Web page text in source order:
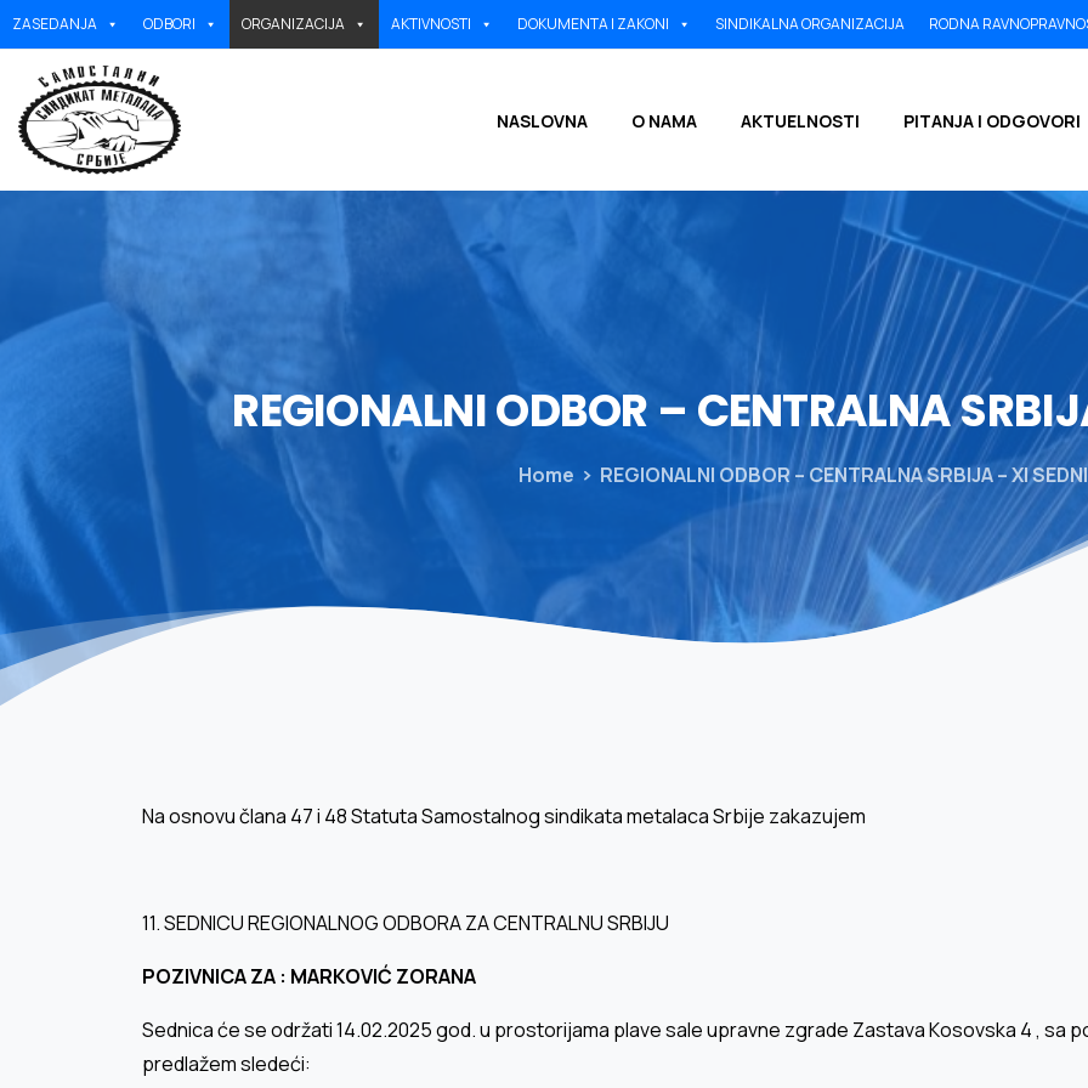
ZASEDANJA ODBORI ORGANIZACIJA AKTIVNOSTI DOKUMENTA I ZAKONI SINDIKALNA ORGANIZACIJA RODNA
NASLOVNA O NAMA AKTUELNOSTI PITANJA I ODGOVORI
REGIONALNIODBOR – CENTRALNA
Home REGIONALNI ODBOR – CENTRALNA SRBIJA – XI
Na osnovu člana 47 i 48 Statuta Samostalnog sindikata metalaca Srbije zakazujem
11. SEDNICU REGIONALNOG ODBORA ZA CENTRALNU SRBIJU
POZIVNICA ZA : MARКOVIĆ ZORANA
Sednica će se održati 14.02.2025 god. u prostorijama plave sale upravne zgrade Zastava Кosovska 4 , sa
predlažem sledeći: